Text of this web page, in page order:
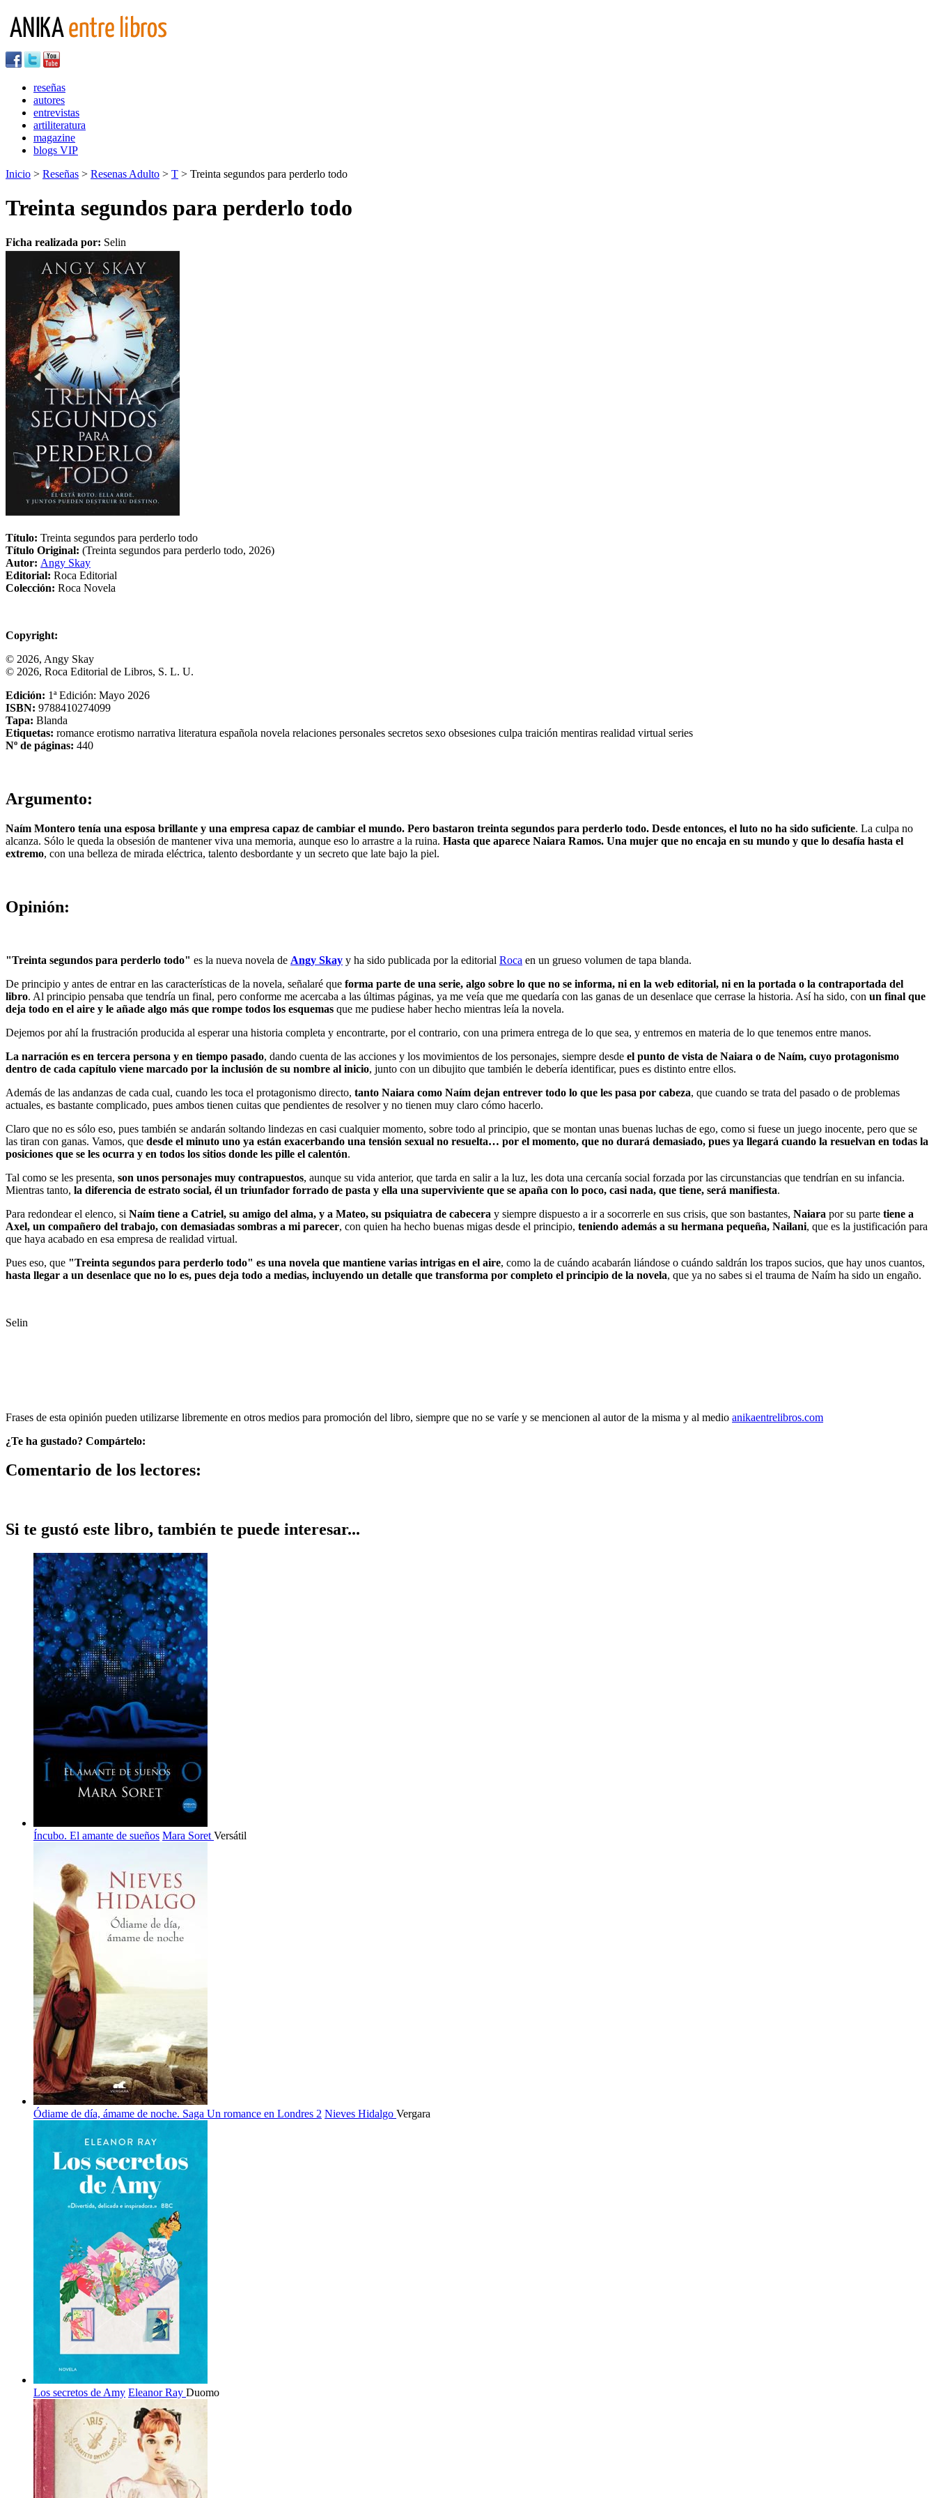
reseñas
autores
entrevistas
artiliteratura
magazine
blogs VIP
Inicio > Reseñas > Resenas Adulto > T > Treinta segundos para perderlo todo
Treinta segundos para perderlo todo
Ficha realizada por: Selin
Título: Treinta segundos para perderlo todo
Título Original: (Treinta segundos para perderlo todo, 2026)
Autor: Angy Skay
Editorial: Roca Editorial
Colección: Roca Novela
Copyright:
© 2026, Angy Skay
© 2026, Roca Editorial de Libros, S. L. U.
Edición: 1ª Edición: Mayo 2026
ISBN: 9788410274099
Tapa: Blanda
Etiquetas: romance erotismo narrativa literatura española novela relaciones personales secretos sexo obsesiones culpa traición mentiras realidad virtual series
Nº de páginas: 440
Argumento:
Naím Montero tenía una esposa brillante y una empresa capaz de cambiar el mundo. Pero bastaron treinta segundos para perderlo todo. Desde entonces, el luto no ha sido suficiente. La culpa no
alcanza. Sólo le queda la obsesión de mantener viva una memoria, aunque eso lo arrastre a la ruina. Hasta que aparece Naiara Ramos. Una mujer que no encaja en su mundo y que lo desafía hasta el
extremo, con una belleza de mirada eléctrica, talento desbordante y un secreto que late bajo la piel.
Opinión:
"Treinta segundos para perderlo todo" es la nueva novela de Angy Skay y ha sido publicada por la editorial Roca en un grueso volumen de tapa blanda.
De principio y antes de entrar en las características de la novela, señalaré que forma parte de una serie, algo sobre lo que no se informa, ni en la web editorial, ni en la portada o la contraportada del
libro. Al principio pensaba que tendría un final, pero conforme me acercaba a las últimas páginas, ya me veía que me quedaría con las ganas de un desenlace que cerrase la historia. Así ha sido, con un final que
deja todo en el aire y le añade algo más que rompe todos los esquemas que me pudiese haber hecho mientras leía la novela.
Dejemos por ahí la frustración producida al esperar una historia completa y encontrarte, por el contrario, con una primera entrega de lo que sea, y entremos en materia de lo que tenemos entre manos.
La narración es en tercera persona y en tiempo pasado, dando cuenta de las acciones y los movimientos de los personajes, siempre desde el punto de vista de Naiara o de Naím, cuyo protagonismo
dentro de cada capítulo viene marcado por la inclusión de su nombre al inicio, junto con un dibujito que también le debería identificar, pues es distinto entre ellos.
Además de las andanzas de cada cual, cuando les toca el protagonismo directo, tanto Naiara como Naím dejan entrever todo lo que les pasa por cabeza, que cuando se trata del pasado o de problemas
actuales, es bastante complicado, pues ambos tienen cuitas que pendientes de resolver y no tienen muy claro cómo hacerlo.
Claro que no es sólo eso, pues también se andarán soltando lindezas en casi cualquier momento, sobre todo al principio, que se montan unas buenas luchas de ego, como si fuese un juego inocente, pero que se
las tiran con ganas. Vamos, que desde el minuto uno ya están exacerbando una tensión sexual no resuelta… por el momento, que no durará demasiado, pues ya llegará cuando la resuelvan en todas la
posiciones que se les ocurra y en todos los sitios donde les pille el calentón.
Tal como se les presenta, son unos personajes muy contrapuestos, aunque su vida anterior, que tarda en salir a la luz, les dota una cercanía social forzada por las circunstancias que tendrían en su infancia.
Mientras tanto, la diferencia de estrato social, él un triunfador forrado de pasta y ella una superviviente que se apaña con lo poco, casi nada, que tiene, será manifiesta.
Para redondear el elenco, si Naím tiene a Catriel, su amigo del alma, y a Mateo, su psiquiatra de cabecera y siempre dispuesto a ir a socorrerle en sus crisis, que son bastantes, Naiara por su parte tiene a
Axel, un compañero del trabajo, con demasiadas sombras a mi parecer, con quien ha hecho buenas migas desde el principio, teniendo además a su hermana pequeña, Nailani, que es la justificación para
que haya acabado en esa empresa de realidad virtual.
Pues eso, que "Treinta segundos para perderlo todo" es una novela que mantiene varias intrigas en el aire, como la de cuándo acabarán liándose o cuándo saldrán los trapos sucios, que hay unos cuantos,
hasta llegar a un desenlace que no lo es, pues deja todo a medias, incluyendo un detalle que transforma por completo el principio de la novela, que ya no sabes si el trauma de Naím ha sido un engaño.
Selin
Frases de esta opinión pueden utilizarse libremente en otros medios para promoción del libro, siempre que no se varíe y se mencionen al autor de la misma y al medio anikaentrelibros.com
¿Te ha gustado? Compártelo:
Comentario de los lectores:
Si te gustó este libro, también te puede interesar...
Íncubo. El amante de sueños Mara Soret Versátil
Ódiame de día, ámame de noche. Saga Un romance en Londres 2 Nieves Hidalgo Vergara
Los secretos de Amy Eleanor Ray Duomo